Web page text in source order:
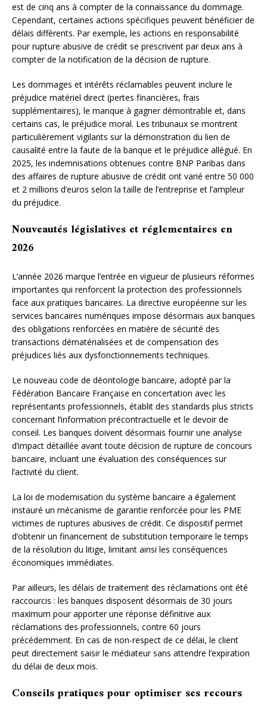
est de cinq ans à compter de la connaissance du dommage.
Cependant, certaines actions spécifiques peuvent bénéficier de
délais différents. Par exemple, les actions en responsabilité
pour rupture abusive de crédit se prescrivent par deux ans à
compter de la notification de la décision de rupture.
Les dommages et intérêts réclamables peuvent inclure le
préjudice matériel direct (pertes financières, frais
supplémentaires), le manque à gagner démontrable et, dans
certains cas, le préjudice moral. Les tribunaux se montrent
particulièrement vigilants sur la démonstration du lien de
causalité entre la faute de la banque et le préjudice allégué. En
2025, les indemnisations obtenues contre BNP Paribas dans
des affaires de rupture abusive de crédit ont varié entre 50 000
et 2 millions d’euros selon la taille de l’entreprise et l’ampleur
du préjudice.
Nouveautés législatives et réglementaires en
2026
L’année 2026 marque l’entrée en vigueur de plusieurs réformes
importantes qui renforcent la protection des professionnels
face aux pratiques bancaires. La directive européenne sur les
services bancaires numériques impose désormais aux banques
des obligations renforcées en matière de sécurité des
transactions dématérialisées et de compensation des
préjudices liés aux dysfonctionnements techniques.
Le nouveau code de déontologie bancaire, adopté par la
Fédération Bancaire Française en concertation avec les
représentants professionnels, établit des standards plus stricts
concernant l’information précontractuelle et le devoir de
conseil. Les banques doivent désormais fournir une analyse
d’impact détaillée avant toute décision de rupture de concours
bancaire, incluant une évaluation des conséquences sur
l’activité du client.
La loi de modernisation du système bancaire a également
instauré un mécanisme de garantie renforcée pour les PME
victimes de ruptures abusives de crédit. Ce dispositif permet
d’obtenir un financement de substitution temporaire le temps
de la résolution du litige, limitant ainsi les conséquences
économiques immédiates.
Par ailleurs, les délais de traitement des réclamations ont été
raccourcis : les banques disposent désormais de 30 jours
maximum pour apporter une réponse définitive aux
réclamations des professionnels, contre 60 jours
précédemment. En cas de non-respect de ce délai, le client
peut directement saisir le médiateur sans attendre l’expiration
du délai de deux mois.
Conseils pratiques pour optimiser ses recours